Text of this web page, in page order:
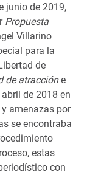
junio de 2019,
Propuesta
Villarino
para la
de
de atracción e
de 2018 en
amenazas por
se encontraba
estas
con